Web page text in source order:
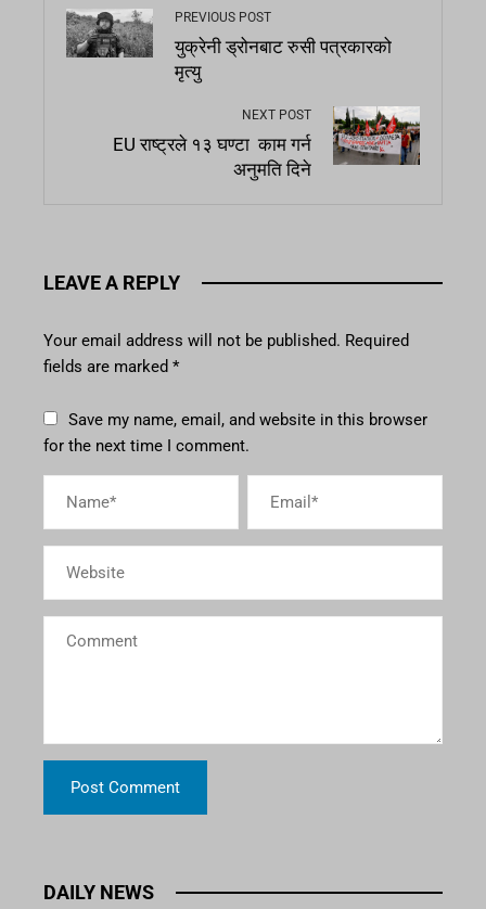
PREVIOUS POST
युक्रेनी ड्रोनबाट रुसी पत्रकारको
मृत्यु
NEXT POST
EU राष्ट्रले १३ घण्टा काम गर्न
अनुमति दिने
LEAVE A REPLY
Your email address will not be published. Required
fields are marked *
Save my name, email, and website in this browser
for the next time I comment.
DAILY NEWS